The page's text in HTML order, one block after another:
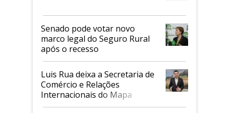
Senado pode votar novo
marco legal do Seguro Rural
após o recesso
Luis Rua deixa a Secretaria de
Comércio e Relações
Internacionais do Mapa